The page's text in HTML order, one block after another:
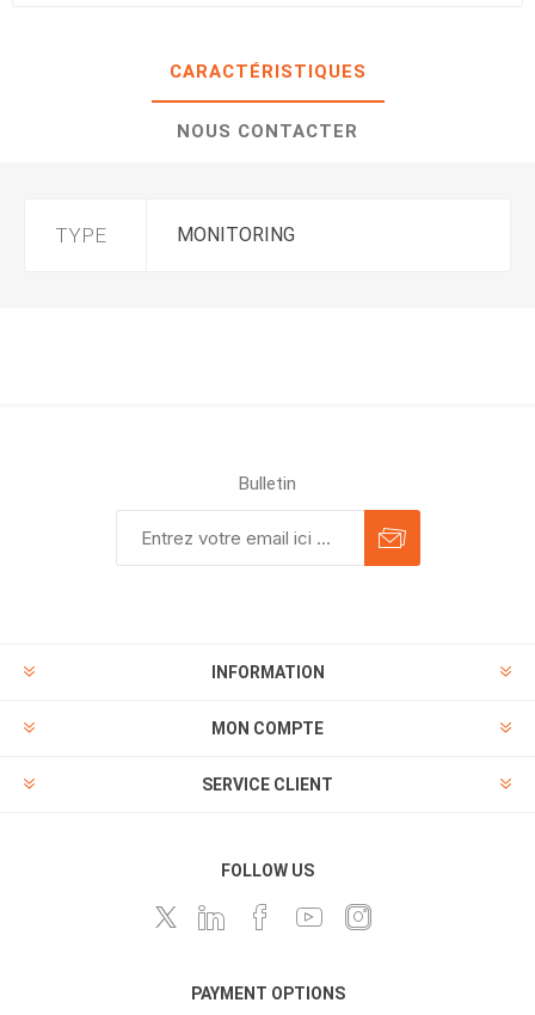
CARACTÉRISTIQUES
NOUS CONTACTER
TYPE MONITORING
Bulletin
INFORMATION
MON COMPTE
SERVICE CLIENT
FOLLOW US
PAYMENT OPTIONS